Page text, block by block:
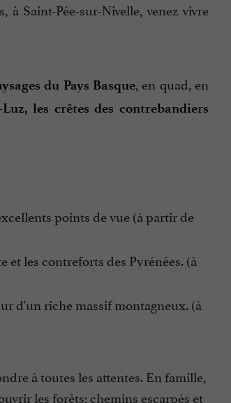
Saint-Pée-sur-Nivelle, venez vivre
du Pays Basque, en quad, en
les crêtes des contrebandiers
points de vue (à partir de
et les contreforts des Pyrénées. (à
d'un riche massif montagneux. (à
à toutes les attentes. En famille,
les forêts; chemins escarpés et